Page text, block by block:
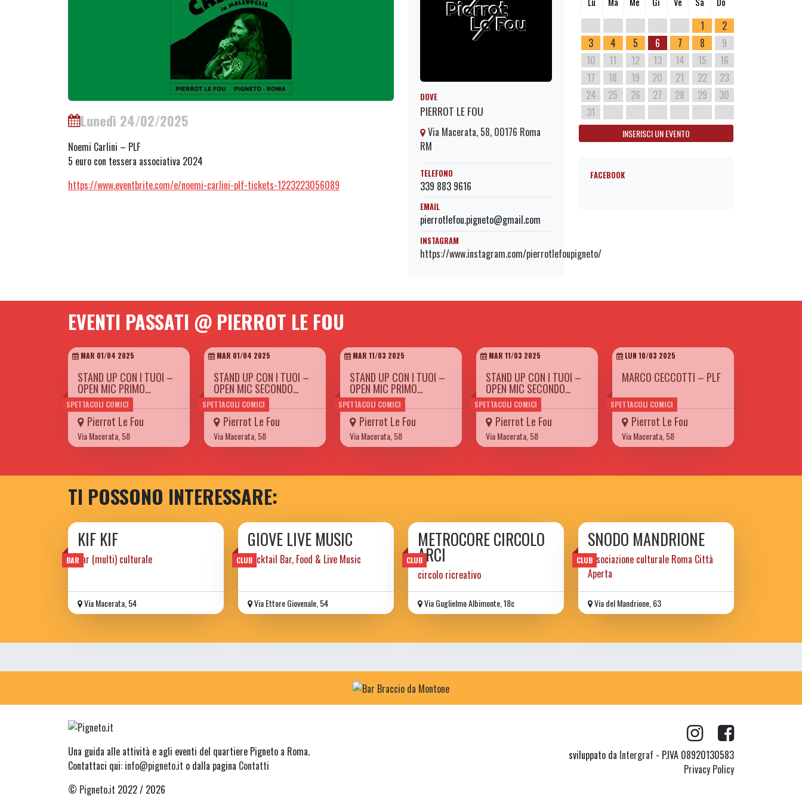
Lunedì 24/02/2025
Noemi Carlini – PLF
5 euro con tessera associativa 2024
https://www.eventbrite.com/e/noemi-carlini-plf-tickets-1223223056089
DOVE
PIERROT LE FOU
Via Macerata, 58, 00176 Roma
RM
TELEFONO
339 883 9616
EMAIL
pierrotlefou.pigneto@gmail.com
INSTAGRAM
https://www.instagram.com/pierrotlefoupigneto/
1
2
3
4 5 6 7 8
9
10
11 12 13 14 15
16
17
18 19 20 21 22
23
24
25 26 27 28 29
30
31
INSERISCI UN EVENTO
FACEBOOK
EVENTI PASSATI @ PIERROT LE FOU
SPETTACOLI COMICI
MAR 01/04 2025
STAND UP CON I TUOI –
OPEN MIC PRIMO…
Pierrot Le Fou
Via Macerata, 58
SPETTACOLI COMICI
MAR 01/04 2025
STAND UP CON I TUOI –
OPEN MIC SECONDO…
Pierrot Le Fou
Via Macerata, 58
SPETTACOLI COMICI
MAR 11/03 2025
STAND UP CON I TUOI –
OPEN MIC PRIMO…
Pierrot Le Fou
Via Macerata, 58
SPETTACOLI COMICI
MAR 11/03 2025
STAND UP CON I TUOI –
OPEN MIC SECONDO…
Pierrot Le Fou
Via Macerata, 58
SPETTACOLI COMICI
LUN 10/03 2025
MARCO CECCOTTI – PLF
Pierrot Le Fou
Via Macerata, 58
TI POSSONO INTERESSARE:
BAR
KIF KIF
bar (multi) culturale
Via Macerata, 54
CLUB
GIOVE LIVE MUSIC
Cocktail Bar, Food & Live Music
Via Ettore Giovenale, 54
CLUB
METROCORE CIRCOLO
ARCI
circolo ricreativo
Via Guglielmo Albimonte, 18c
CLUB
SNODO MANDRIONE
associazione culturale Roma Città
Aperta
Via del Mandrione, 63
Una guida alle attività e agli eventi del quartiere Pigneto a Roma.
Contattaci qui: info@pigneto.it o dalla pagina Contatti
© Pigneto.it 2022 / 2026
sviluppato da Intergraf - P.IVA 08920130583
Privacy Policy